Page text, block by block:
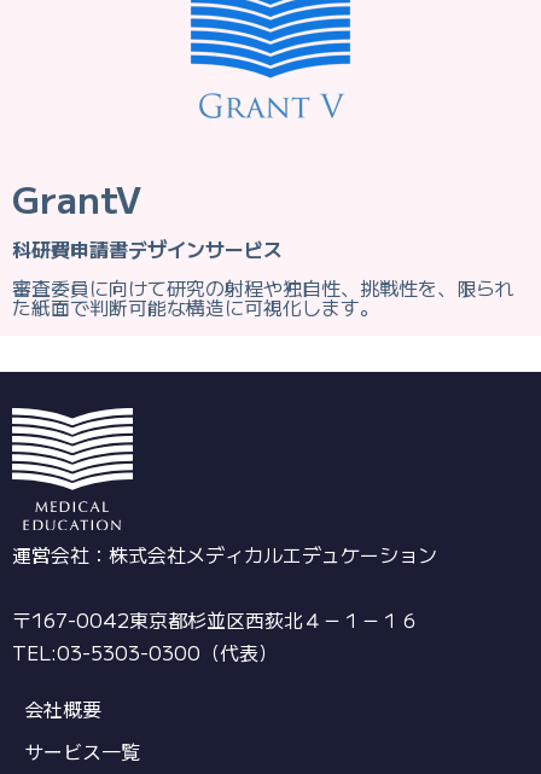
GrantV
科研費申請書デザインサービス
審査委員に向けて研究の射程や独自性、挑戦性を、限られ
た紙面で判断可能な構造に可視化します。
運営会社：株式会社メディカルエデュケーション
〒167-0042東京都杉並区西荻北４－１－１６
TEL:03-5303-0300（代表）
会社概要
サービス一覧